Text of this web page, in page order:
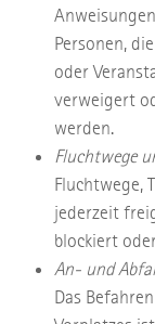
Personen,
oder
verweigert
werden.
Fluchtwege
Fluchtwege,
jederzeit
blockiert
An- und
Das